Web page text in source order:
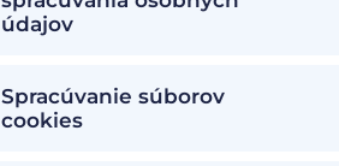
údajov
Spracúvanie súborov
cookies